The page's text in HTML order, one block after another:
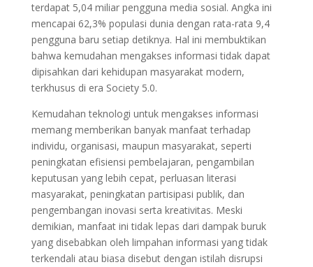
terdapat 5,04 miliar pengguna media sosial. Angka ini
mencapai 62,3% populasi dunia dengan rata-rata 9,4
pengguna baru setiap detiknya. Hal ini membuktikan
bahwa kemudahan mengakses informasi tidak dapat
dipisahkan dari kehidupan masyarakat modern,
terkhusus di era Society 5.0.
Kemudahan teknologi untuk mengakses informasi
memang memberikan banyak manfaat terhadap
individu, organisasi, maupun masyarakat, seperti
peningkatan efisiensi pembelajaran, pengambilan
keputusan yang lebih cepat, perluasan literasi
masyarakat, peningkatan partisipasi publik, dan
pengembangan inovasi serta kreativitas. Meski
demikian, manfaat ini tidak lepas dari dampak buruk
yang disebabkan oleh limpahan informasi yang tidak
terkendali atau biasa disebut dengan istilah disrupsi